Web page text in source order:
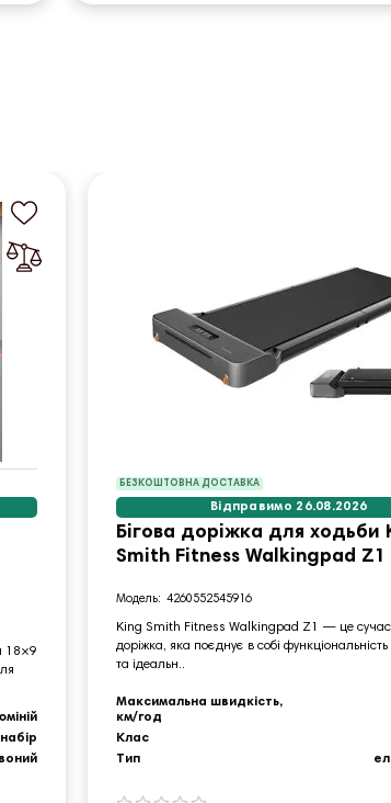
18×9
набір
БЕЗКОШТОВНА ДОСТАВКА
Відправимо 26.08.2026
Бігова доріжка для ходьби
Smith Fitness Walkingpad Z1
4260552545916
King Smith Fitness Walkingpad Z1 — це
доріжка, яка поєднує в собі функціональність
та ідеальн..
Максимальна швидкість,
км/год
Клас
Тип